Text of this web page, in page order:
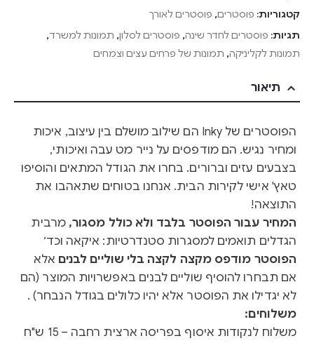
קטגוריות: פוסטרים, פוסטרים לאורך
תגיות: פוסטרים לחדר שינה, פוסטרים לסלון, תמונות למשרד,
תמונות לקליניקה, תמונות של פרחים עצים וצמחים
תיאור
הפוסטרים של Inky הם שילוב מושלם בין עיצוב, איכות
ומחיר נגיש. הם מודפסים על נייר מט עבה ואיכותי,
בצבעים עזים וברורים. בחרו את הגודל המתאים והוסיפו
טאץ' אישי לקירות הבית. אנחנו בטוחים שתאהבו את
התוצאה!
המחיר עבור הפוסטר בלבד ולא כולל מסגור, מרבית
הגדלים תואמים למסגרות סטנדרטיות: איקאה וכד׳
הפוסטר מודפס מקצה לקצה בלי שוליים לבנים אלא
אם תבחרו להוסיף שוליים לבנים באפשרויות המוצר (הם
לא יגדילו את הפוסטר אלא יהיו כלולים בגודל הנבחר) .
משלוחים:
משלוח לנקודות איסוף בפריסה ארצית רחבה – 15 ש"ח